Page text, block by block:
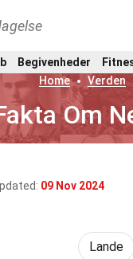
Begivenheder
Home
Verden
Om
09 Nov 2024
Lande